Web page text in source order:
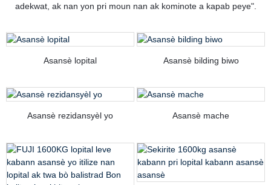
adekwat, ak nan yon pri moun nan ak kominote a kapab peye".
Asansè lopital Asansè bilding biwo
Asansè rezidansyèl yo Asansè mache